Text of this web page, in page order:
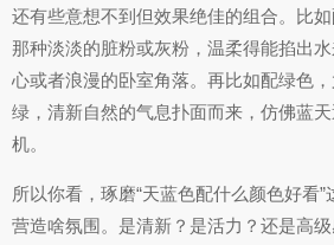
还有些意想不到但效果绝佳的组合。比
那种淡淡的脏粉或灰粉，温柔得能掐出
心或者浪漫的卧室角落。再比如配绿色
绿，清新自然的气息扑面而来，仿佛蓝
机。
所以你看，琢磨“天蓝色配什么颜色好看
营造啥氛围。是清新？是活力？还是高